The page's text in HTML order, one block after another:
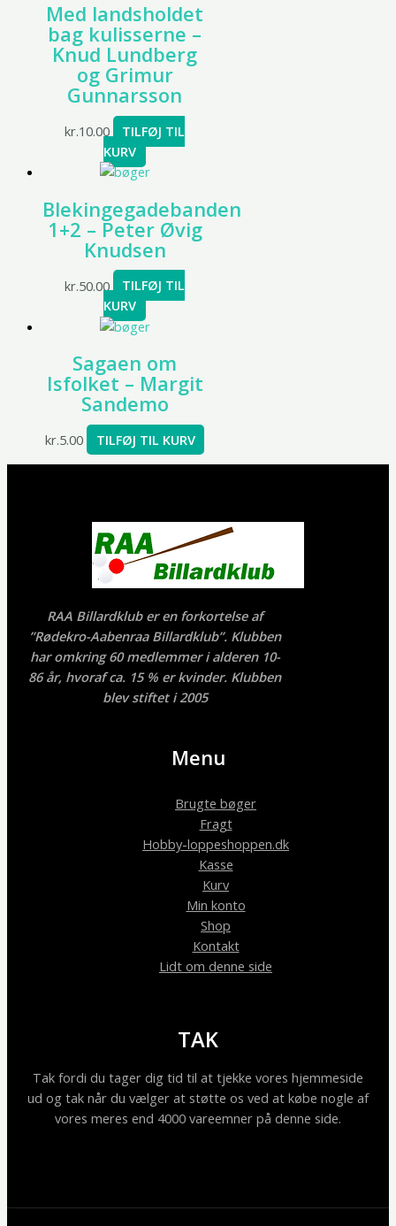
Med landsholdet
bag kulisserne –
Knud Lundberg
og Grimur
Gunnarsson
kr.10.00
TILFØJ TIL
KURV
Blekingegadebanden
1+2 – Peter Øvig
Knudsen
kr.50.00
TILFØJ TIL
KURV
Sagaen om
Isfolket – Margit
Sandemo
kr.5.00 TILFØJ TIL KURV
RAA Billardklub er en forkortelse af
”Rødekro-Aabenraa Billardklub”. Klubben
har omkring 60 medlemmer i alderen 10-
86 år, hvoraf ca. 15 % er kvinder. Klubben
blev stiftet i 2005
Menu
Brugte bøger
Fragt
Hobby-loppeshoppen.dk
Kasse
Kurv
Min konto
Shop
Kontakt
Lidt om denne side
TAK
Tak fordi du tager dig tid til at tjekke vores hjemmeside
ud og tak når du vælger at støtte os ved at købe nogle af
vores meres end 4000 vareemner på denne side.